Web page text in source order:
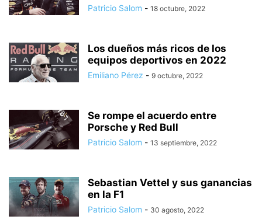
Patricio Salom - 18 octubre, 2022
Los dueños más ricos de los
equipos deportivos en 2022
Emiliano Pérez - 9 octubre, 2022
Se rompe el acuerdo entre
Porsche y Red Bull
Patricio Salom - 13 septiembre, 2022
Sebastian Vettel y sus ganancias
en la F1
Patricio Salom - 30 agosto, 2022